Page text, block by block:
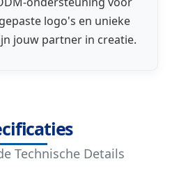
logo's en unieke
jouw partner in creatie.
Technische Details